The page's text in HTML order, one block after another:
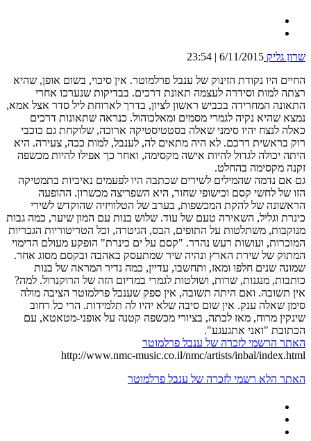
שרון גליק 6/11/2015 | 23:54
החיים היו נקודת הזינוק של ענבל פרלמוטר. אין סיכוי, בשום אופן, שהיא
רצתה למות וסידרה לעצמה תאונת דרכים. בבדיקות שנערכו אחרי
התאונה המחרידה בכביש ראשון לציון, בדרך לארוחת ליל סדר אצל אמא,
נמצא שהיא נקיה לגמרי מסמים ומאלכוהול. כנראה שתאונות דרכים
כאלה לנצח יהיו סימני שאלה בסטטיסטיקה ארוכה, שלוקחת גם כוכבי
רוק בראשית דרכם. לא היה מתאים לה, לענבל, למות ככה, צעירה. היא
היתה יכולה לגדול להיות אישה מקסימה, ואחר כך אפילו להיות מכשפה
זקנה מקסימה בהחלט.
גם אם נדמה שהמילים לשירים שכתבה היו לפעמים נאיביות בתמטיקה
הזו של לחשי קסם וכישופי שחור, היא השפריצה מכשרון. ההופעה
הראשונה של להקת המכשפות, בערב של הטלוויזיה שהוקדש לשירי
כינרת וגליל, השאירה טעם של עוד. שלוש בנות עם המון שיער, כמה גבות
מנוקבות, משתלטות על התופים, הבס, הגיטרה, וכל הטריטוריות הגבריות
המוכרות, ועושות רעש נהדר. "קסם על ים כינרת" הופקע מעולם הדימוי
המתוק של שירת הארץ ונהיה שיר שמתעסק באהבה ובקסם מסוג אחר.
שמונה שנים חלפו ומאז, ותחשבו, עדיין, כמה נדיר המראה של בנות
כותבות, מנגנות, שרות, ושולטות לגמרי במדיום הזה של הרוקנרול. למה?
אין תשובה. ואם היתה תשובה, אין ספק שענבל פרלמוטר הציבה מולה
סימן שאלה ענק. אין שום סיבה שלא יהיו לה תלמידות. הרי כל רחוב
שינקין מרוח, מאז לכתה, בציורי מכשפה קטנה על אופני-מטאטא, עם
הכתובת "ואני אתגעגע".
האתר הרשמי לזכרה של ענבל פרלמוטר
http://www.nmc-music.co.il/nmc/artists/inbal/index.html
האתר הלא רשמי לזכרה של ענבל פרלמוטר